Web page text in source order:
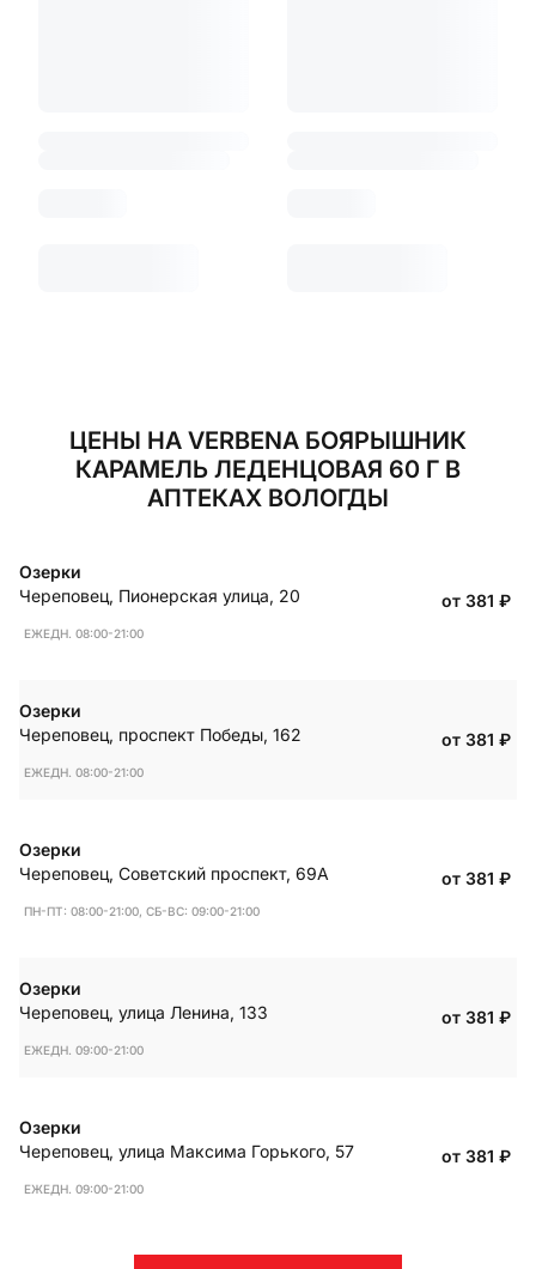
ЦЕНЫ НА VERBENA БОЯРЫШНИК
КАРАМЕЛЬ ЛЕДЕНЦОВАЯ 60 Г В
АПТЕКАХ ВОЛОГДЫ
Озерки
Череповец, Пионерская улица, 20
ЕЖЕДН. 08:00-21:00
от 381 ₽
Озерки
Череповец, проспект Победы, 162
ЕЖЕДН. 08:00-21:00
от 381 ₽
Озерки
Череповец, Советский проспект, 69А
ПН-ПТ: 08:00-21:00, СБ-ВС: 09:00-21:00
от 381 ₽
Озерки
Череповец, улица Ленина, 133
ЕЖЕДН. 09:00-21:00
от 381 ₽
Озерки
Череповец, улица Максима Горького, 57
ЕЖЕДН. 09:00-21:00
от 381 ₽